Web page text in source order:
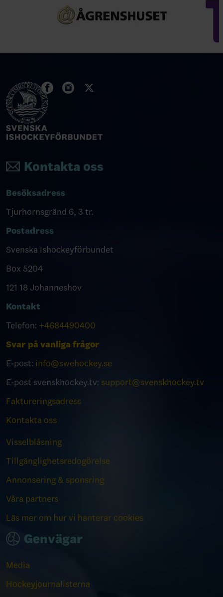
Kontakta oss
Besöksadress
Tjurhornsgränd 6, 3 tr.
Postadress
Svenska Ishockeyförbundet
Box 5204
121 18 Johanneshov
Kontakt
Telefon: +4684490400
Svar på vanliga frågor
E-post: info@swehockey.se
E-post svenskhockey.tv: support@svenskhockey.tv
Faktureringsadress
Kontakta oss
Visselblåsning
Tillgänglighetsredogörelse
Annonsering & sponsring
Våra partners
Läs mer om hur vi hanterar cookies
Genvägar
Media
Hockeyjournalisterna